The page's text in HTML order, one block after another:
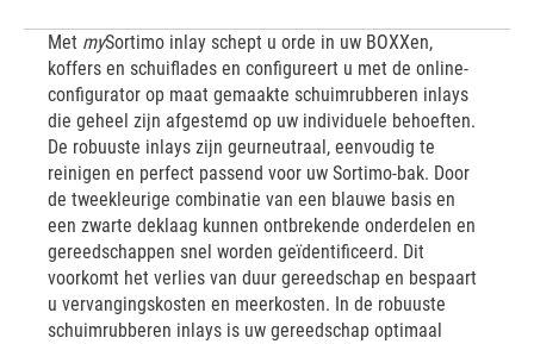
Met mySortimo inlay schept u orde in uw BOXXen,
koffers en schuiflades en configureert u met de online-
configurator op maat gemaakte schuimrubberen inlays
die geheel zijn afgestemd op uw individuele behoeften.
De robuuste inlays zijn geurneutraal, eenvoudig te
reinigen en perfect passend voor uw Sortimo-bak. Door
de tweekleurige combinatie van een blauwe basis en
een zwarte deklaag kunnen ontbrekende onderdelen en
gereedschappen snel worden geïdentificeerd. Dit
voorkomt het verlies van duur gereedschap en bespaart
u vervangingskosten en meerkosten. In de robuuste
schuimrubberen inlays is uw gereedschap optimaal